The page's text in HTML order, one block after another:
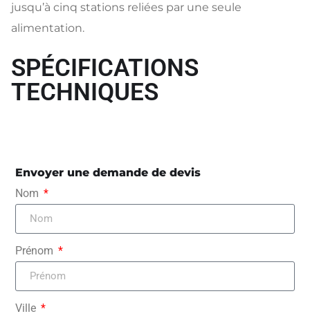
jusqu’à cinq stations reliées par une seule
alimentation.
SPÉCIFICATIONS
TECHNIQUES
Envoyer une demande de devis
Nom
Prénom
Ville